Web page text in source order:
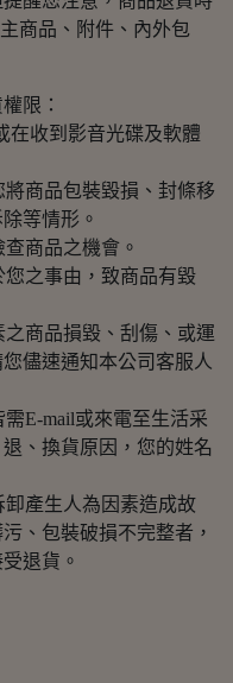
商品、附件、內外包
限：
在收到影音光碟及軟體
商品包裝毀損、封條移
等情形。
商品之機會。
之事由，致商品有毀
商品損毀、刮傷、或運
儘速通知本公司客服人
E-mail或來電至生活采
、換貨原因，您的姓名
產生人為因素造成故
、包裝破損不完整者，
退貨。